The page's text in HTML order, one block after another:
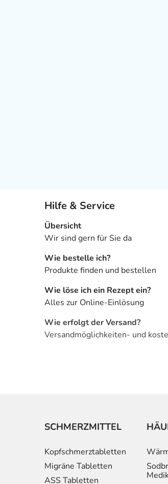
Hilfe & Service
Übersicht
Wir sind gern für Sie da
Wie bestelle ich?
Produkte finden und bestellen
Wie löse ich ein Rezept ein?
Alles zur Online-Einlösung
Wie erfolgt der Versand?
Versandmöglichkeiten- und
SCHMERZMITTEL
Kopfschmerztabletten
Migräne Tabletten
ASS Tabletten